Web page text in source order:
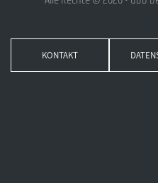
KONTAKT